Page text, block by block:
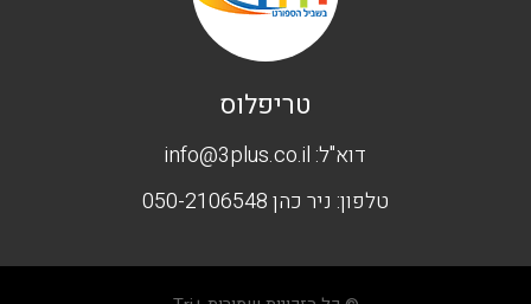
טריפלוס
דוא"ל: info@3plus.co.il
טלפון: ניר כהן 050-2106548